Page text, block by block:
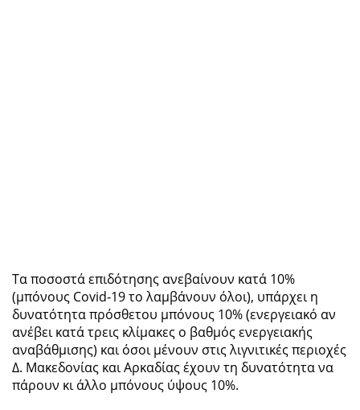
Τα ποσοστά επιδότησης ανεβαίνουν κατά 10%
(μπόνους Covid-19 το λαμβάνουν όλοι), υπάρχει η
δυνατότητα πρόσθετου μπόνους 10% (ενεργειακό αν
ανέβει κατά τρεις κλίμακες ο βαθμός ενεργειακής
αναβάθμισης) και όσοι μένουν στις λιγνιτικές περιοχές
Δ. Μακεδονίας και Αρκαδίας έχουν τη δυνατότητα να
πάρουν κι άλλο μπόνους ύψους 10%.